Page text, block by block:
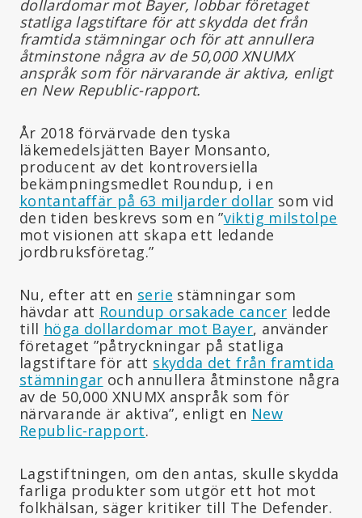
dollardomar mot Bayer, lobbar företaget
statliga lagstiftare för att skydda det från
framtida stämningar och för att annullera
åtminstone några av de 50,000 XNUMX
anspråk som för närvarande är aktiva, enligt
en New Republic-rapport.
År 2018 förvärvade den tyska
läkemedelsjätten Bayer Monsanto,
producent av det kontroversiella
bekämpningsmedlet Roundup, i en
kontantaffär på 63 miljarder dollar som vid
den tiden beskrevs som en ”viktig milstolpe
mot visionen att skapa ett ledande
jordbruksföretag.”
Nu, efter att en serie stämningar som
hävdar att Roundup orsakade cancer ledde
till höga dollardomar mot Bayer, använder
företaget ”påtryckningar på statliga
lagstiftare för att skydda det från framtida
stämningar och annullera åtminstone några
av de 50,000 XNUMX anspråk som för
närvarande är aktiva”, enligt en New
Republic-rapport.
Lagstiftningen, om den antas, skulle skydda
farliga produkter som utgör ett hot mot
folkhälsan, säger kritiker till The Defender.